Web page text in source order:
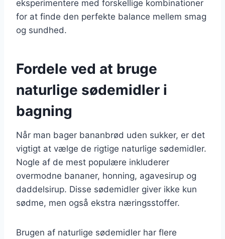
eksperimentere med forskellige kombinationer
for at finde den perfekte balance mellem smag
og sundhed.
Fordele ved at bruge
naturlige sødemidler i
bagning
Når man bager bananbrød uden sukker, er det
vigtigt at vælge de rigtige naturlige sødemidler.
Nogle af de mest populære inkluderer
overmodne bananer, honning, agavesirup og
daddelsirup. Disse sødemidler giver ikke kun
sødme, men også ekstra næringsstoffer.
Brugen af naturlige sødemidler har flere